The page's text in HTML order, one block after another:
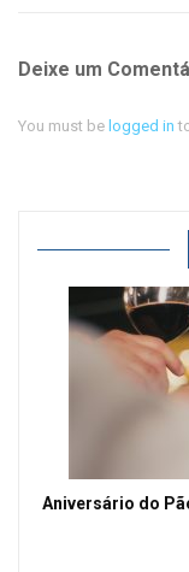
Deixe um
You must be logged in
Aniversário do